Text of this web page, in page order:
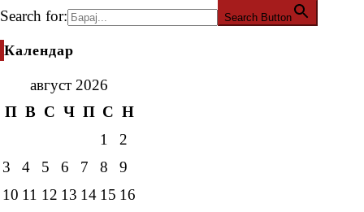
Search for: Search Button
Календар
август 2026
П В С Ч П С Н
1
2
3
4 5 6 7 8
9
10 11 12 13 14 15 16